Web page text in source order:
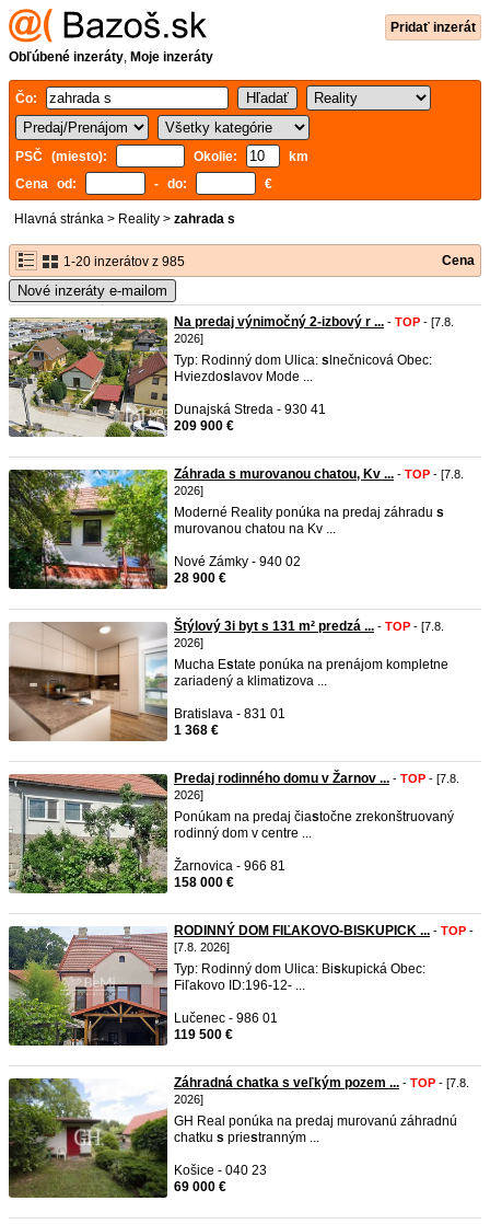
Pridať inzerát
Obľúbené inzeráty, Moje inzeráty
Čo:
PSČ (miesto): Okolie:
km
Cena od:
- do: €
Hlavná stránka > Reality > zahrada s
1-20 inzerátov z 985 Cena
Nové inzeráty e-mailom
Na predaj výnimočný 2-izbový r ... - TOP - [7.8.
2026]
Typ: Rodinný dom Ulica: s lnečnicová Obec:
Hviezdos lavov Mode ...
Dunajská Streda - 930 41
209 900 €
Záhrada s murovanou chatou, Kv ... - TOP - [7.8.
2026]
Moderné Reality ponúka na predaj záhradu s
murovanou chatou na Kv ...
Nové Zámky - 940 02
28 900 €
Štýlový 3i byt s 131 m² predzá ... - TOP - [7.8.
2026]
Mucha Estate ponúka na prenájom kompletne
zariadený a klimatizova ...
Bratislava - 831 01
1 368 €
Predaj rodinného domu v Žarnov ... - TOP - [7.8.
2026]
Ponúkam na predaj čiastočne zrekonštruovaný
rodinný dom v centre ...
Žarnovica - 966 81
158 000 €
RODINNÝ DOM FIĽAKOVO-BISKUPICK ... - TOP -
[7.8. 2026]
Typ: Rodinný dom Ulica: Biskupická Obec:
Fiľakovo ID:196-12- ...
Lučenec - 986 01
119 500 €
Záhradná chatka s veľkým pozem ... - TOP - [7.8.
2026]
GH Real ponúka na predaj murovanú záhradnú
chatku s priestranným ...
Košice - 040 23
69 000 €